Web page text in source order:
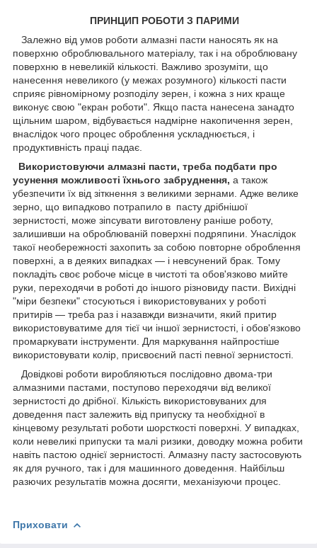
ПРИНЦИП РОБОТИ З ПАРИМИ
Залежно від умов роботи алмазні пасти наносять як на
поверхню оброблювального матеріалу, так і на оброблювану
поверхню в невеликій кількості. Важливо зрозуміти, що
нанесення невеликого (у межах розумного) кількості пасти
сприяє рівномірному розподілу зерен, і кожна з них краще
виконує свою "екран роботи". Якщо паста нанесена занадто
щільним шаром, відбувається надмірне накопичення зерен,
внаслідок чого процес оброблення ускладнюється, і
продуктивність праці падає.
Використовуючи алмазні пасти, треба подбати про
усунення можливості їхнього забруднення, а також
убезпечити їх від зіткнення з великими зернами. Адже велике
зерно, що випадково потрапило в пасту дрібнішої
зернистості, може зіпсувати виготовлену раніше роботу,
залишивши на оброблюваній поверхні подряпини. Унаслідок
такої необережності захопить за собою повторне оброблення
поверхні, а в деяких випадках — і невсунений брак. Тому
покладіть своє робоче місце в чистоті та обов'язково мийте
руки, переходячи в роботі до іншого різновиду пасти. Вихідні
"міри безпеки" стосуються і використовуваних у роботі
притирів — треба раз і назавжди визначити, який притир
використовуватиме для тієї чи іншої зернистості, і обов'язково
промаркувати інструменти. Для маркування найпростіше
використовувати колір, присвоєний пасті певної зернистості.
Довідкові роботи виробляються послідовно двома-три
алмазними пастами, поступово переходячи від великої
зернистості до дрібної. Кількість використовуваних для
доведення паст залежить від припуску та необхідної в
кінцевому результаті роботи шорсткості поверхні. У випадках,
коли невеликі припуски та малі ризики, доводку можна робити
навіть пастою однієї зернистості. Алмазну пасту застосовують
як для ручного, так і для машинного доведення. Найбільш
разючих результатів можна досягти, механізуючи процес.
Приховати